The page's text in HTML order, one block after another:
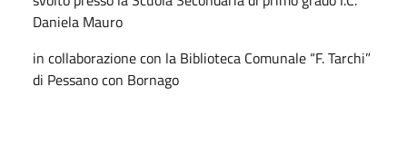
Daniela Mauro
in collaborazione con la Biblioteca Comunale “F. Tarchi”
di Pessano con Bornago